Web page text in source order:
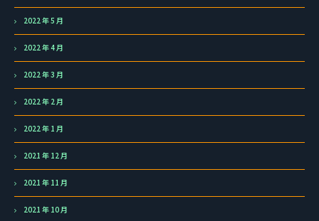
2022 年 5 月
2022 年 4 月
2022 年 3 月
2022 年 2 月
2022 年 1 月
2021 年 12 月
2021 年 11 月
2021 年 10 月